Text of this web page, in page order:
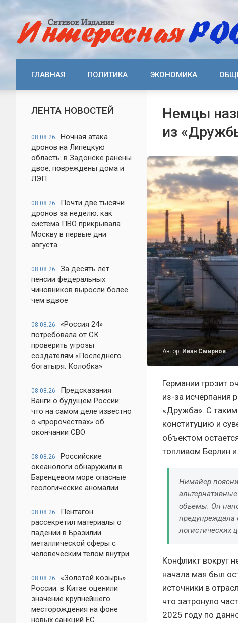
ГЛАВНАЯ ПОЛИТИКА ЭКОНОМИКА
ЛЕНТА НОВОСТЕЙ
08.08.26
Ночная атака
дронов на Липецкую
область: в Задонске ранены
двое, повреждены дома и
ЛЭП
08.08.26
Почти две тысячи
дронов за неделю: как
система ПВО прикрывала
Москву в первые дни
августа
08.08.26
За десять лет
пенсии федеральных
чиновников выросли более
чем вдвое
08.08.26
«Россия 24»
потребовала от СК
проверить угрозы
создателям «Последнего
богатыря. Колобка»
08.08.26
Предсказания
Ванги о будущем России:
что на самом деле известно
о «пророчествах» об
окончании СВО
08.08.26
Российские
океанологи обнаружили в
Баренцевом море опасные
геологические аномалии
08.08.26
Пентагон
рассекретил материалы о
падении в Бразилии
металлической сферы с
человеческим телом внутри
08.08.26
«Золотой козырь»
России: в Китае оценили
значение крупнейшего
месторождения на фоне
новых санкций ЕС
Немцы
из
Автор: Иван Смирнов
Германии грозит
из-за исчерпания
«Дружба». С
конституцию и
объектом
топливом Берлин
Нимайер
объемы. Он
предупреждала
логистических
Конфликт вокруг
начала мая был
источники в
что затронуло
2025 году по